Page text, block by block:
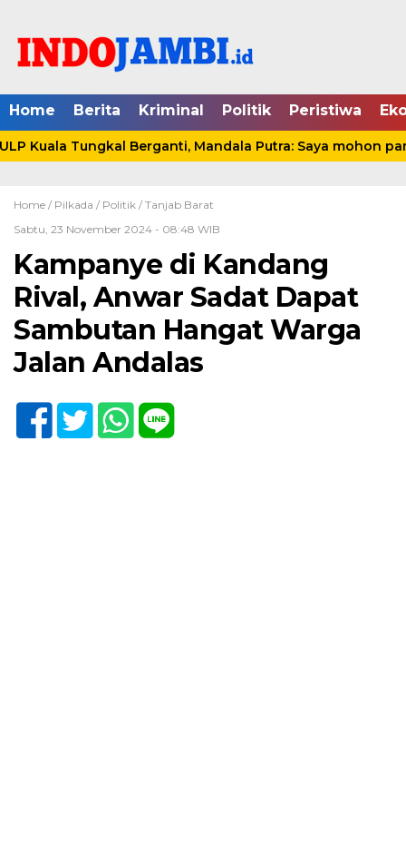
Home Berita Kriminal Politik Peristiwa
Kuala Tungkal Berganti, Mandala Putra: Saya mohon
Home / Pilkada / Politik / Tanjab Barat
Sabtu, 23 November 2024 - 08:48 WIB
Kampanye di Kandang
Rival, Anwar Sadat Dapat
Sambutan Hangat Warga
Jalan Andalas